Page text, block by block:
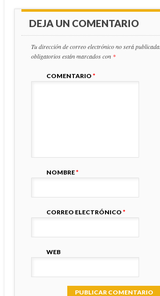
DEJA UN COMENTARIO
Tu dirección de correo electrónico no será publicada.
obligatorios están marcados con *
COMENTARIO *
NOMBRE*
CORREO ELECTRÓNICO *
WEB